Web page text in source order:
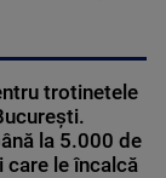
trotinetele
la 5.000 de
care le încalcă